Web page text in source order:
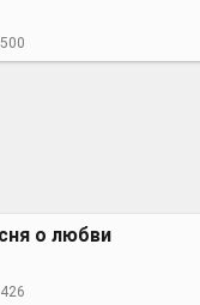
500
о любви
426